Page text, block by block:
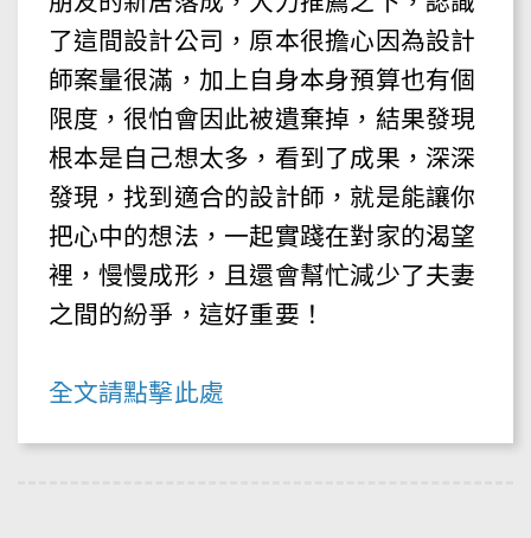
了這間設計公司，原本很擔心因為設計
師案量很滿，加上自身本身預算也有個
限度，很怕會因此被遺棄掉，結果發現
根本是自己想太多，看到了成果，深深
發現，找到適合的設計師，就是能讓你
把心中的想法，一起實踐在對家的渴望
裡，慢慢成形，且還會幫忙減少了夫妻
之間的紛爭，這好重要！
全文請點擊此處